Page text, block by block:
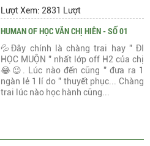
Lượt Xem: 2831 Lượt
HUMAN OF HỌC VĂN CHỊ HIÊN - SỐ 01
💦Đây chính là chàng trai hay " ĐI
HỌC MUỘN " nhất lớp off H2 của chị
😂😉. Lúc nào đến cũng " đưa ra 1
ngàn lẻ 1 lí do " thuyết phục... Chàng
trai lúc nào học hành cũng...